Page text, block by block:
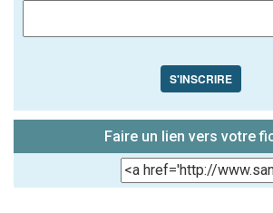
S'INSCRIRE
Faire un lien vers votre